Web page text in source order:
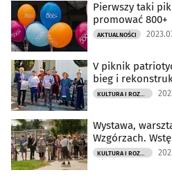
Pierwszy taki
promować 800+
AKTUALNOŚCI
V piknik
bieg i
KULTURA I ROZRYWKA
Wystawa,
Wzgórzach.
KULTURA I ROZRYWKA